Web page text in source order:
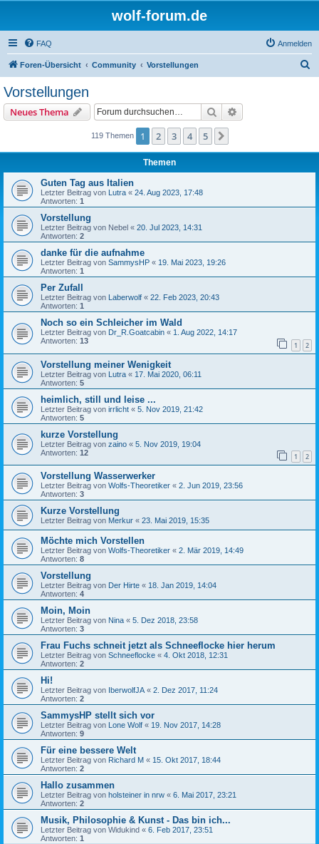
wolf-forum.de
FAQ Anmelden
Foren-Übersicht Community Vorstellungen
Vorstellungen
Neues Thema Suche
119 Themen 1 2 3 4 5
Themen
Guten Tag aus Italien
Letzter Beitrag von Lutra « 24. Aug 2023, 17:48
Antworten: 1
Vorstellung
Letzter Beitrag von Nebel « 20. Jul 2023, 14:31
Antworten: 2
danke für die aufnahme
Letzter Beitrag von SammysHP « 19. Mai 2023, 19:26
Antworten: 1
Per Zufall
Letzter Beitrag von Laberwolf « 22. Feb 2023, 20:43
Antworten: 1
Noch so ein Schleicher im Wald
Letzter Beitrag von Dr_R.Goatcabin « 1. Aug 2022, 14:17
Antworten: 13 1 2
Vorstellung meiner Wenigkeit
Letzter Beitrag von Lutra « 17. Mai 2020, 06:11
Antworten: 5
heimlich, still und leise ...
Letzter Beitrag von irrlicht « 5. Nov 2019, 21:42
Antworten: 5
kurze Vorstellung
Letzter Beitrag von zaino « 5. Nov 2019, 19:04
Antworten: 12 1 2
Vorstellung Wasserwerker
Letzter Beitrag von Wolfs-Theoretiker « 2. Jun 2019, 23:56
Antworten: 3
Kurze Vorstellung
Letzter Beitrag von Merkur « 23. Mai 2019, 15:35
Möchte mich Vorstellen
Letzter Beitrag von Wolfs-Theoretiker « 2. Mär 2019, 14:49
Antworten: 8
Vorstellung
Letzter Beitrag von Der Hirte « 18. Jan 2019, 14:04
Antworten: 4
Moin, Moin
Letzter Beitrag von Nina « 5. Dez 2018, 23:58
Antworten: 3
Frau Fuchs schneit jetzt als Schneeflocke hier herum
Letzter Beitrag von Schneeflocke « 4. Okt 2018, 12:31
Antworten: 2
Hi!
Letzter Beitrag von IberwolfJA « 2. Dez 2017, 11:24
Antworten: 2
SammysHP stellt sich vor
Letzter Beitrag von Lone Wolf « 19. Nov 2017, 14:28
Antworten: 9
Für eine bessere Welt
Letzter Beitrag von Richard M « 15. Okt 2017, 18:44
Antworten: 2
Hallo zusammen
Letzter Beitrag von holsteiner in nrw « 6. Mai 2017, 23:21
Antworten: 2
Musik, Philosophie & Kunst - Das bin ich...
Letzter Beitrag von Widukind « 6. Feb 2017, 23:51
Antworten: 1